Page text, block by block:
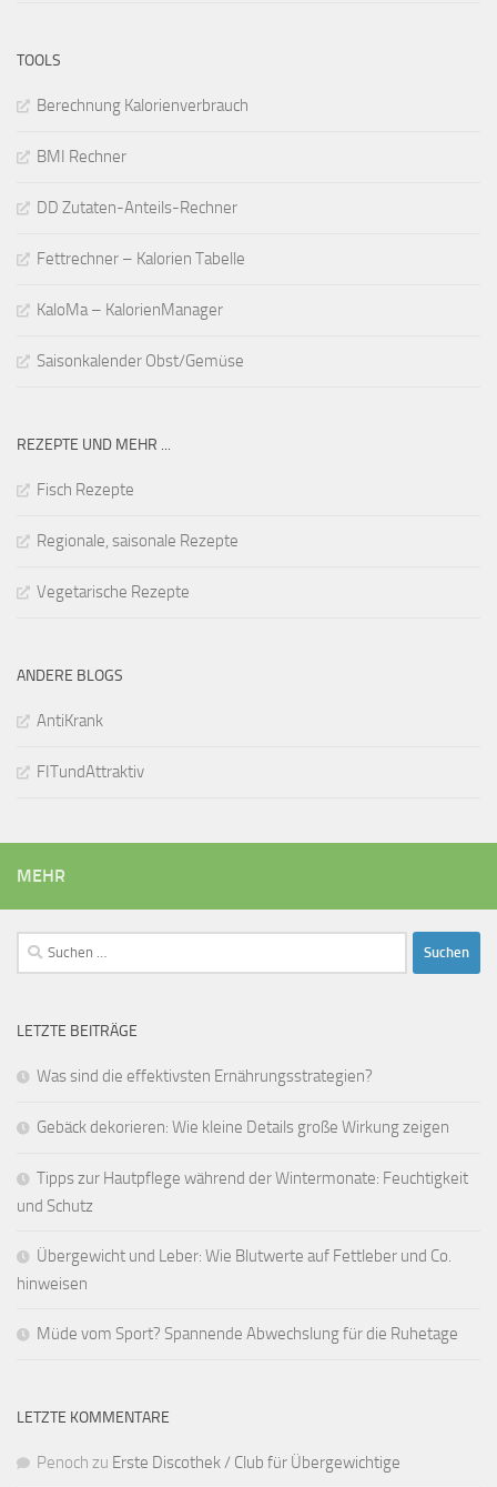
TOOLS
Berechnung Kalorienverbrauch
BMI Rechner
DD Zutaten-Anteils-Rechner
Fettrechner – Kalorien Tabelle
KaloMa – KalorienManager
Saisonkalender Obst/Gemüse
REZEPTE UND MEHR ...
Fisch Rezepte
Regionale, saisonale Rezepte
Vegetarische Rezepte
ANDERE BLOGS
AntiKrank
FITundAttraktiv
MEHR
Suchen
nach:
LETZTE BEITRÄGE
Was sind die effektivsten Ernährungsstrategien?
Gebäck dekorieren: Wie kleine Details große Wirkung zeigen
Tipps zur Hautpflege während der Wintermonate: Feuchtigkeit
und Schutz
Übergewicht und Leber: Wie Blutwerte auf Fettleber und Co.
hinweisen
Müde vom Sport? Spannende Abwechslung für die Ruhetage
LETZTE KOMMENTARE
Penoch zu Erste Discothek / Club für Übergewichtige